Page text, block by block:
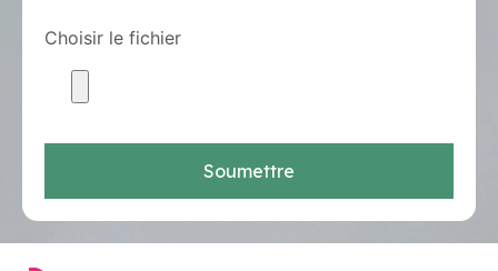
Choisir le fichier
Soumettre